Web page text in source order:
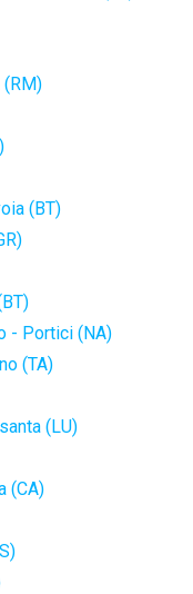
(RM)
(BT)
- Portici (NA)
(TA)
(LU)
(CA)